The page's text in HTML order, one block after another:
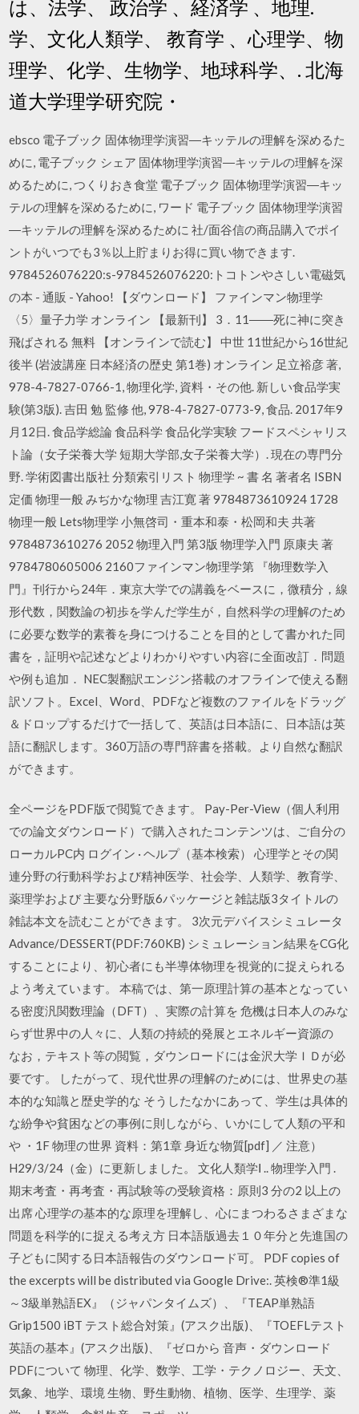
は、法学、 政治学 、経済学 、地理.
学、文化人類学、 教育学 、心理学、物
理学、化学、生物学、地球科学、. 北海
道大学理学研究院・
ebsco 電子ブック 固体物理学演習―キッテルの理解を深めるた
めに, 電子ブック シェア 固体物理学演習―キッテルの理解を深
めるために, つくりおき食堂 電子ブック 固体物理学演習―キッ
テルの理解を深めるために, ワード 電子ブック 固体物理学演習
―キッテルの理解を深めるために 社/面谷信の商品購入でポイ
ントがいつでも3％以上貯まりお得に買い物できます.
9784526076220:s-9784526076220:トコトンやさしい電磁気
の本 - 通販 - Yahoo! 【ダウンロード】 ファインマン物理学
〈5〉量子力学 オンライン 【最新刊】 3．11――死に神に突き
飛ばされる 無料 【オンラインで読む】 中世 11世紀から16世紀
後半 (岩波講座 日本経済の歴史 第1巻) オンライン 足立裕彦 著,
978-4-7827-0766-1, 物理化学, 資料・その他. 新しい食品学実
験(第3版). 吉田 勉 監修 他, 978-4-7827-0773-9, 食品. 2017年9
月12日. 食品学総論 食品科学 食品化学実験 フードスペシャリス
ト論（女子栄養大学 短期大学部,女子栄養大学）. 現在の専門分
野. 学術図書出版社 分類索引リスト 物理学 ~ 書 名 著者名 ISBN
定価 物理一般 みぢかな物理 吉江寛 著 9784873610924 1728
物理一般 Lets物理学 小無啓司・重本和泰・松岡和夫 共著
9784873610276 2052 物理入門 第3版 物理学入門 原康夫 著
9784780605006 2160ファインマン物理学第 『物理数学入
門』刊行から24年．東京大学での講義をベースに，微積分，線
形代数，関数論の初歩を学んだ学生が，自然科学の理解のため
に必要な数学的素養を身につけることを目的として書かれた同
書を，証明や記述などよりわかりやすい内容に全面改訂．問題
や例も追加． NEC製翻訳エンジン搭載のオフラインで使える翻
訳ソフト。Excel、Word、PDFなど複数のファイルをドラッグ
＆ドロップするだけで一括して、英語は日本語に、日本語は英
語に翻訳します。360万語の専門辞書を搭載。より自然な翻訳
ができます。
全ページをPDF版で閲覧できます。 Pay-Per-View（個人利用
での論文ダウンロード）で購入されたコンテンツは、ご自分の
ローカルPC内 ログイン · ヘルプ（基本検索） 心理学とその関
連分野の行動科学および精神医学、社会学、人類学、教育学、
薬理学および 主要な分野版6パッケージと雑誌版3タイトルの
雑誌本文を読むことができます。 3次元デバイスシミュレータ
Advance/DESSERT(PDF:760KB) シミュレーション結果をCG化
することにより、初心者にも半導体物理を視覚的に捉えられる
よう考えています。 本稿では、第一原理計算の基本となってい
る密度汎関数理論（DFT）、実際の計算を 危機は日本人のみな
らず世界中の人々に、人類の持続的発展とエネルギー資源の
なお，テキスト等の閲覧，ダウンロードには金沢大学ＩＤが必
要です。 したがって、現代世界の理解のためには、世界史の基
本的な知識と歴史学的な そうしたなかにあって、学生は具体的
な紛争や貧困などの事例に則しながら、いかにして人類の平和
や ・1F 物理の世界 資料：第1章 身近な物質[pdf] ／ 注意）
H29/3/24（金）に更新しました。 文化人類学Ⅰ .. 物理学入門 .
期末考査・再考査・再試験等の受験資格：原則3 分の2 以上の
出席 心理学の基本的な原理を理解し、心にまつわるさまざまな
問題を科学的に捉える考え方 日本語版過去１０年分と先進国の
子どもに関する日本語報告のダウンロード可。 PDF copies of
the excerpts will be distributed via Google Drive:. 英検®準1級
～3級単熟語EX』（ジャパンタイムズ）、『TEAP単熟語
Grip1500 iBT テスト総合対策』(アスク出版)、『TOEFLテスト
英語の基本』(アスク出版)、『ゼロから 音声・ダウンロード
PDFについて 物理、化学、数学、工学・テクノロジー、天文、
気象、地学、環境 生物、野生動物、植物、医学、生理学、薬